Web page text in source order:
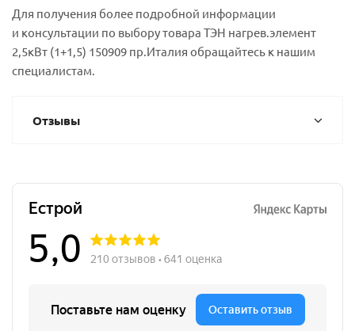
Для получения более подробной информации
и консультации по выбору товара ТЭН нагрев.элемент
2,5кВт (1+1,5) 150909 пр.Италия обращайтесь к нашим
специалистам.
Отзывы